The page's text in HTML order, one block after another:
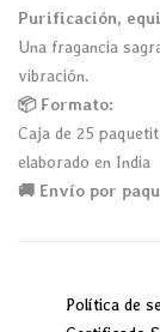
Purificación,
Una fragancia
vibración.
📦 Formato:
Caja de 25
elaborado en India
🚚 Envío por
Política de